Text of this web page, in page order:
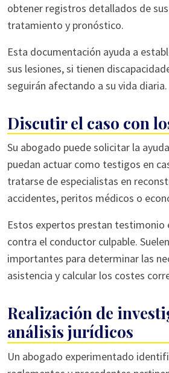
obtener registros detallados de
tratamiento y pronóstico.
Esta documentación ayuda a
sus lesiones, si tienen
seguirán afectando a su vida diaria.
Discutir el caso con
Su abogado puede solicitar la
puedan actuar como testigos en
tratarse de especialistas en
accidentes, peritos médicos o
Estos expertos prestan testimonio
contra el conductor culpable.
importantes para determinar las
asistencia y calcular los costes
Realización de
análisis jurídicos
Un abogado experimentado